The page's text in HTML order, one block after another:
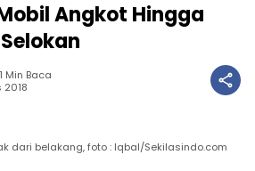
Angkot Hingga
1 Min Baca
2018
dari belakang, foto : Iqbal/Sekilasindo.com